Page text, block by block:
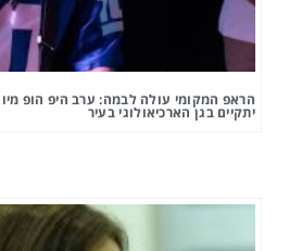
הראפ המקומי עולה לבמה: ערב היפ הופ
יתקיים בגן הארכיאולוגי בעיר